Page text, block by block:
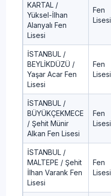
KARTAL /
Yüksel-İlhan
Alanyalı Fen
Lisesi
Fen
Lisesi
İSTANBUL /
BEYLİKDÜZÜ /
Yaşar Acar Fen
Lisesi
Fen
Lisesi
İSTANBUL /
BÜYÜKÇEKMECE
/ Şehit Münir
Alkan Fen Lisesi
Fen
Lisesi
İSTANBUL /
MALTEPE / Şehit
İlhan Varank Fen
Lisesi
Fen
Lisesi